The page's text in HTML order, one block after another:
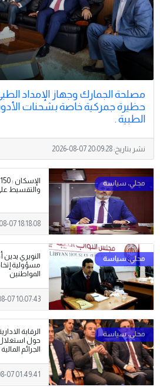
مصلحة الجمارك وجهاز الإمداد
حظيرة جمركية خاصة بشحنات
الطبية .
نشر بتاريخ:2026-08-07 20:09:28
والتقسيط على 25
07 18:18:08
النويري
مسؤولية
المواطنين
07 10:07:43
الرقابة
حول
الجرائم المالية
07 01:49:41